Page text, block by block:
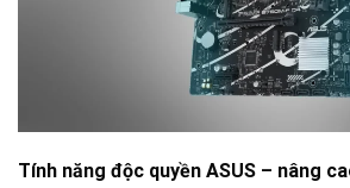
Tính năng độc quyền ASUS – nâng